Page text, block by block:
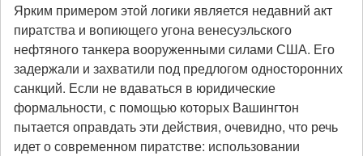
Ярким примером этой логики является недавний акт
пиратства и вопиющего угона венесуэльского
нефтяного танкера вооруженными силами США. Его
задержали и захватили под предлогом односторонних
санкций. Если не вдаваться в юридические
формальности, с помощью которых Вашингтон
пытается оправдать эти действия, очевидно, что речь
идет о современном пиратстве: использовании